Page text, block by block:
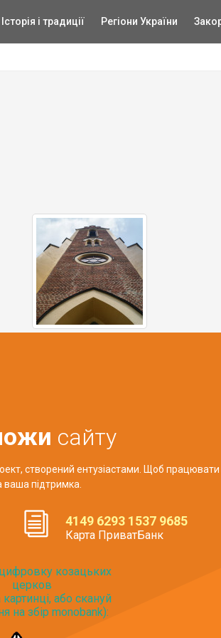
Історія і традиції Регіони України
сайту
створений ентузіастами. Щоб працювати
ваша підтримка.
4149 6293 1537 9685
Карта ПриватБанк
козацьких
церков
або скануй
на збір monobank):